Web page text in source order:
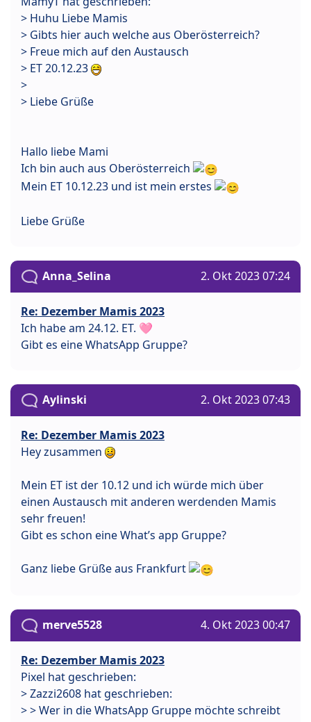
> Huhu Liebe Mamis
> Gibts hier auch welche aus Oberösterreich?
> Freue mich auf den Austausch
> ET 20.12.23
>
> Liebe Grüße
Hallo liebe Mami
Ich bin auch aus Oberösterreich
Mein ET 10.12.23 und ist mein erstes
Liebe Grüße
Anna_Selina 2. Okt 2023 07:24
Re: Dezember Mamis 2023
Ich habe am 24.12. ET. 🩷
Gibt es eine WhatsApp Gruppe?
Aylinski 2. Okt 2023 07:43
Re: Dezember Mamis 2023
Hey zusammen
Mein ET ist der 10.12 und ich würde mich über
einen Austausch mit anderen werdenden Mamis
sehr freuen!
Gibt es schon eine What’s app Gruppe?
Ganz liebe Grüße aus Frankfurt
merve5528 4. Okt 2023 00:47
Re: Dezember Mamis 2023
Pixel hat geschrieben:
> Zazzi2608 hat geschrieben:
> > Wer in die WhatsApp Gruppe möchte schreibt